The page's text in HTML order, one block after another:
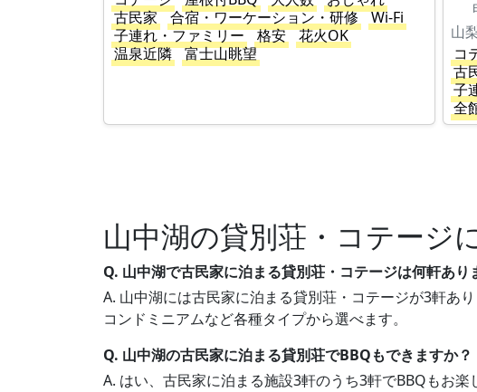
古民家
合宿・ワーケーション・研修
Wi-Fi
子連れ・ファミリー
格安
花火OK
温泉近隣
富士山眺望
山
コ
古
子
全
山中湖の貸別荘・コテージ
Q. 山中湖で古民家に泊まる貸別荘・コテージは何軒あり
A. 山中湖には古民家に泊まる貸別荘・コテージが3軒あ
コンドミニアムなど各種タイプから選べます。
Q. 山中湖の古民家に泊まる貸別荘でBBQもできますか？
A. はい、古民家に泊まる施設3軒のうち3軒でBBQもお